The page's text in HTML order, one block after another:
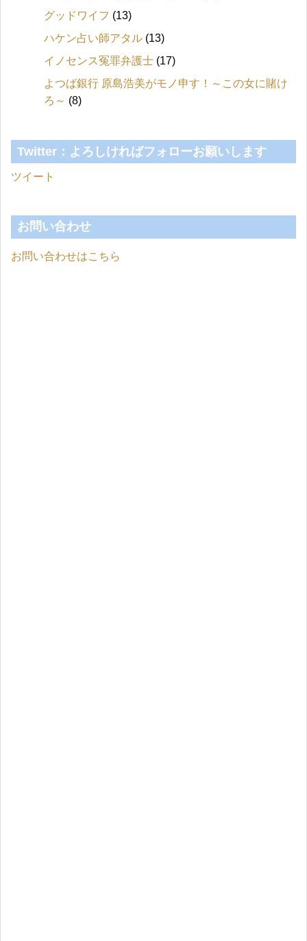
グッドワイフ (13)
ハケン占い師アタル (13)
イノセンス冤罪弁護士 (17)
よつば銀行 原島浩美がモノ申す！～この女に賭け
ろ～ (8)
Twitter：よろしければフォローお願いします
ツイート
お問い合わせ
お問い合わせはこちら